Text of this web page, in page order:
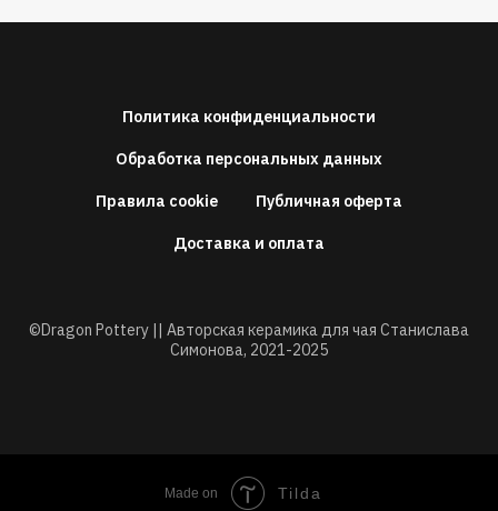
Политика конфиденциальности
Обработка персональных данных
Правила cookie Публичная оферта
Доставка и оплата
©Dragon Pottery || Авторская керамика для чая Станислава
Симонова, 2021-2025
Made on Tilda